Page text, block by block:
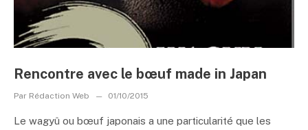
Rencontre avec le bœuf made in Japan
Par Rédaction Web 01/10/2015
Le wagyû ou bœuf japonais a une particularité que les